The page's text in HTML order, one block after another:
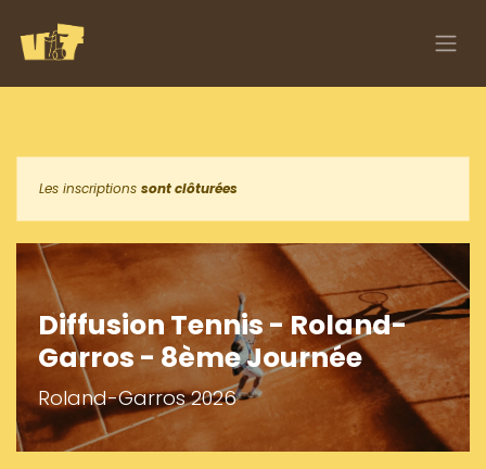
Les inscriptions sont clôturées
Diffusion Tennis - Roland-
Garros - 8ème Journée
Roland-Garros 2026